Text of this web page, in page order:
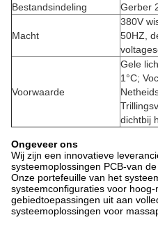
Bestandsindeling
Gerber
Macht
380V
50HZ,
Voorwaarde
Gele
1°C;
dichtbij
Ongeveer ons
Wij zijn een innovatieve
systeemoplossingen PCB-van
Onze portefeuille van het
systeemconfiguraties voor
gebiedtoepassingen uit aan
systeemoplossingen voor